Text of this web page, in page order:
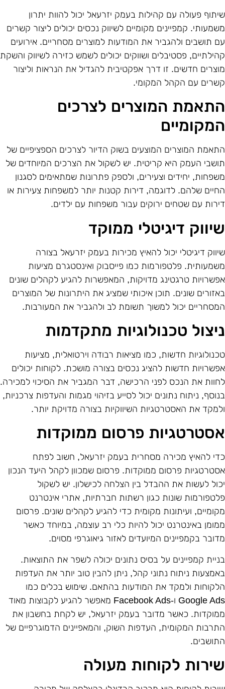
פעולה עם קהילות בעמק יזרעאל יכול להוות יתרון
קמפיינים מקומיים לשיווק נכסים יכולים ליצור קשרים
תושבים ולהגביר את המודעות למוצרים מסחריים. אירועים
פסטיבלים ושווקים יכולים לשמש כזירה לשיווק והשקת
חדשים. זו דרך אפקטיבית להגדיל את הנראות וליצור
עם הקהל המקומי.
המוצרים לצרכים
המוצרים המוצעים בשוק הדיור לצרכים הספציפיים של
העמק היא קריטית. יש לשקול את הצרכים המיוחדים של
יחידים וצעירים, ולספק פתרונות שמתאימים לסגנון
שלהם. לדוגמה, דירות קטנות יותר למשפחות צעירות או
עם שטחים ירוקים עבור משפחות עם ילדים.
דיגיטלי ממוקד
דיגיטלי יכול להאיץ מכירות בעמק יזרעאל בצורה
פלטפורמות כמו פייסבוק ואינסטגרם מציעות
טרגטינג מדויקות, המאפשרות להגיע לקהלים שונים
שונים. תוכן איכותי שמציג את היתרונות של המוצרים
יכול למשוך תשומת לב ולהגביר את המעורבות.
טכנולוגיות מתקדמות
חדשות, כמו מציאות רבודה וירטואלית, מציעות
חדשות להציג נכסים בצורה מושכת. לקוחות יכולים
את הנכס לפני הרכישה, דבר המגביר את הסיכוי למכירה.
ניתוח נתונים יכול לסייע בזיהוי מגמות והעדפות צרכניות,
את האסטרטגיות השיווקיות בצורה מדויקת יותר.
פרסום ממוקדות
להאיץ מכירה מסחרית בעמק יזרעאל, חשוב לפתח
פרסום ממוקדות. פרסום שמכוון לקהל היעד הנכון
לעשות את ההבדל בין הצלחה לכישלון. יש לשקול
שונות כגון רשתות חברתיות, אתרי אינטרנט
ועיתונות מקומית כדי להגיע לקהלים שונים. פרסום
באינטרנט יכול להיות כלי רב עוצמה, במיוחד כאשר
בקמפיינים המיועדים לאזור גיאוגרפי מסוים.
קמפיינים על בסיס נתונים יכולה לשפר את התוצאות.
ניתוח נתוני קהל, ניתן להבין טוב יותר את העדפות
ולמקד את המודעות בהתאם. שימוש בכלים כמו
Google Ads ו-Facebook Ads מאפשר להגיע לקבוצות מאוד
כאשר מדובר בעמק יזרעאל, יש לקחת בחשבון את
המקומית, העדפות השוק, והמאפיינים הדמוגרפיים של
לקוחות מעולה